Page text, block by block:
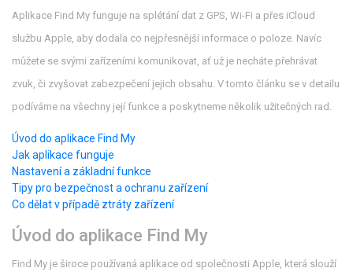
Aplikace Find My funguje na splétání dat z GPS, Wi-Fi a přes iCloud
službu Apple, aby dodala co nejpřesnější informace o poloze. Navíc
můžete se svými zařízeními komunikovat, ať už je necháte přehrávat
zvuk, či zvyšovat zabezpečení jejich obsahu. V tomto článku se v detailu
podíváme na všechny její funkce a poskytneme několik užitečných rad.
Úvod do aplikace Find My
Jak aplikace funguje
Nastavení a základní funkce
Tipy pro bezpečnost a ochranu zařízení
Co dělat v případě ztráty zařízení
Úvod do aplikace Find My
Find My je široce používaná aplikace od společnosti Apple, která slouží